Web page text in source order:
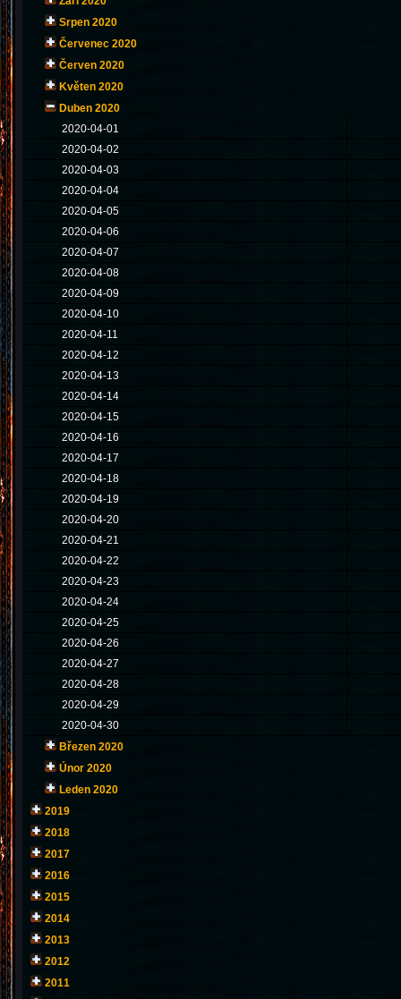
Srpen 2020
Červenec 2020
Červen 2020
Květen 2020
Duben 2020
2020-04-01
2020-04-02
2020-04-03
2020-04-04
2020-04-05
2020-04-06
2020-04-07
2020-04-08
2020-04-09
2020-04-10
2020-04-11
2020-04-12
2020-04-13
2020-04-14
2020-04-15
2020-04-16
2020-04-17
2020-04-18
2020-04-19
2020-04-20
2020-04-21
2020-04-22
2020-04-23
2020-04-24
2020-04-25
2020-04-26
2020-04-27
2020-04-28
2020-04-29
2020-04-30
Březen 2020
Únor 2020
Leden 2020
2019
2018
2017
2016
2015
2014
2013
2012
2011